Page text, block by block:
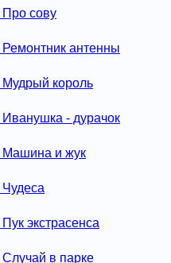
Про сову
Ремонтник антенны
Мудрый король
Иванушка - дурачок
Машина и жук
Чудеса
Пук экстрасенса
Случай в парке